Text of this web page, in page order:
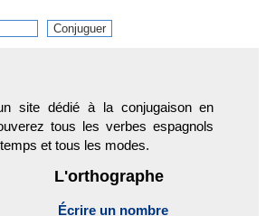
site dédié à la conjugaison en
tous les verbes espagnols
et tous les modes.
L'orthographe
Écrire un nombre